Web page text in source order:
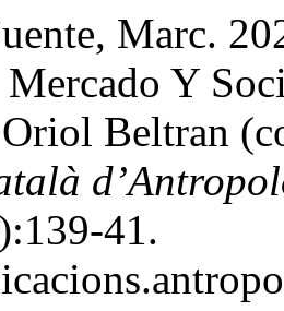
Marc.
Y
Beltran
41.